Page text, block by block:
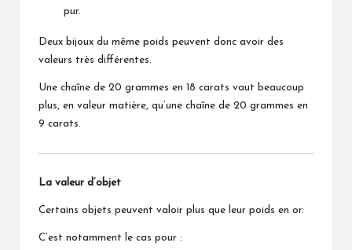
pur.
Deux bijoux du même poids peuvent donc avoir des
valeurs très différentes.
Une chaîne de 20 grammes en 18 carats vaut beaucoup
plus, en valeur matière, qu’une chaîne de 20 grammes en
9 carats.
La valeur d’objet
Certains objets peuvent valoir plus que leur poids en or.
C’est notamment le cas pour :